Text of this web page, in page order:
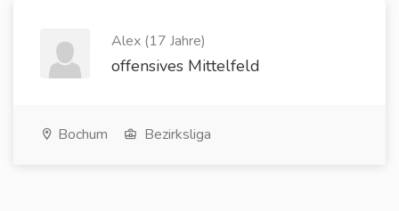
Alex (17 Jahre)
offensives Mittelfeld
Bochum Bezirksliga